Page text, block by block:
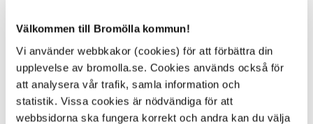
Välkommen till Bromölla kommun!
Vi använder webbkakor (cookies) för att förbättra din
upplevelse av bromolla.se. Cookies används också för
att analysera vår trafik, samla information och
statistik. Vissa cookies är nödvändiga för att
webbsidorna ska fungera korrekt och andra kan du välja
901
Alla platser